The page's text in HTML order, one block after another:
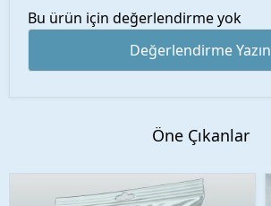
Bu ürün için değerlendirme yok
Değerlendirme Yazın
Öne Çıkanlar